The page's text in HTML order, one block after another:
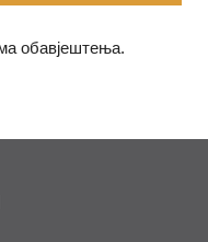
обавјештења.